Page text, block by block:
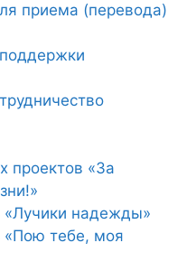
приема (перевода)
проектов «За
«Лучики надежды»
«Пою тебе, моя